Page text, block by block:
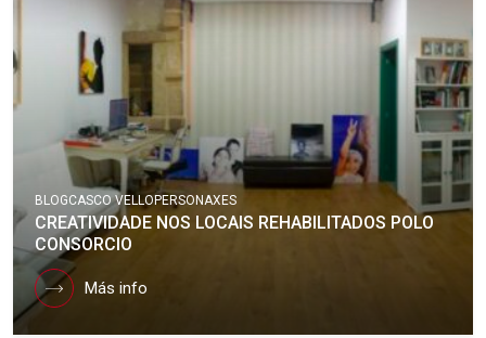
BLOGCASCO VELLO PERSONAXES
CREATIVIDADE NOS LOCAIS REHABILITADOS POLO
CONSORCIO
Más info